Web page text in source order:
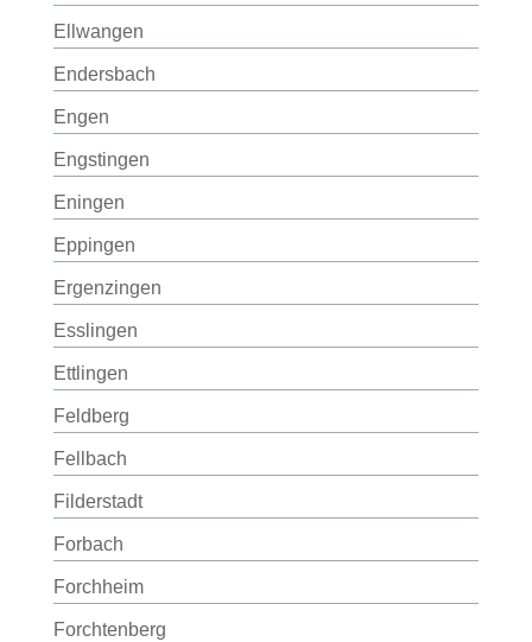
Ellwangen
Endersbach
Engen
Engstingen
Eningen
Eppingen
Ergenzingen
Esslingen
Ettlingen
Feldberg
Fellbach
Filderstadt
Forbach
Forchheim
Forchtenberg